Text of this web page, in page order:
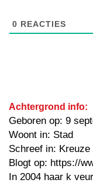
0 REACTIES
Achtergrond info:
Geboren op: 9
Woont in: Stad
Schreef in: Kreuze
Blogt op: https://
In 2004 haar k